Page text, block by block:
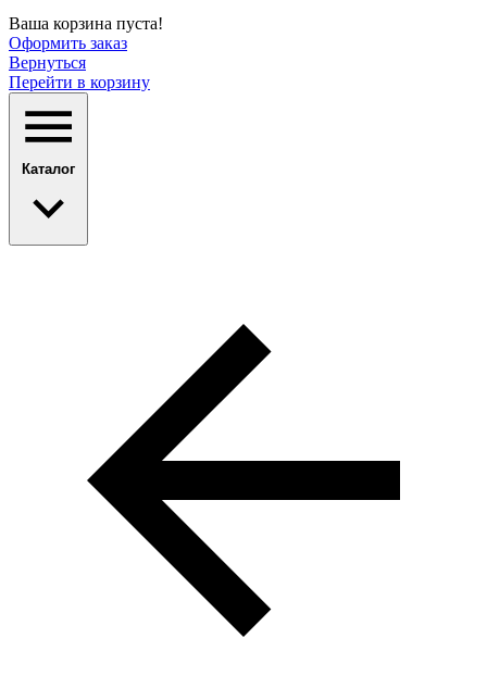
Ваша корзина пуста!
Оформить заказ
Вернуться
Перейти в корзину
Каталог